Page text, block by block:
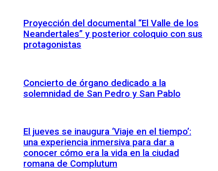
Proyección del documental “El Valle de los
Neandertales” y posterior coloquio con sus
protagonistas
Concierto de órgano dedicado a la
solemnidad de San Pedro y San Pablo
El jueves se inaugura ‘Viaje en el tiempo’:
una experiencia inmersiva para dar a
conocer cómo era la vida en la ciudad
romana de Complutum